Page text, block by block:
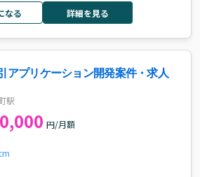
なる 詳細を見る
アプリケーション開発案件・求人
駅
円/月額